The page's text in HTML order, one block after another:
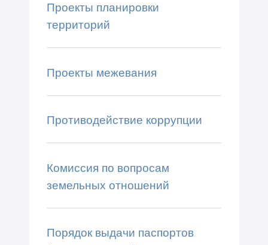
Проекты планировки
территорий
Проекты межевания
Противодействие коррупции
Комиссия по вопросам
земельных отношений
Порядок выдачи паспортов